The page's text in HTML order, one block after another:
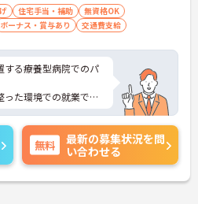
住宅手当・補助
無資格OK
ボーナス・賞与あり 交通費支給
する療養型病院でのパ
た環境での就業で
ポイントなど、さらに
お気軽にご相談くださ
無料
最新の募集状況を問
い合わせる